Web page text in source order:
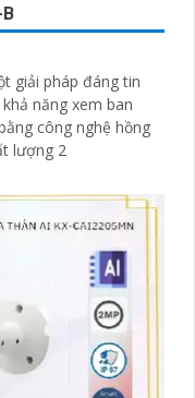
giải pháp đáng tin
công nghệ hồng
lượng 2